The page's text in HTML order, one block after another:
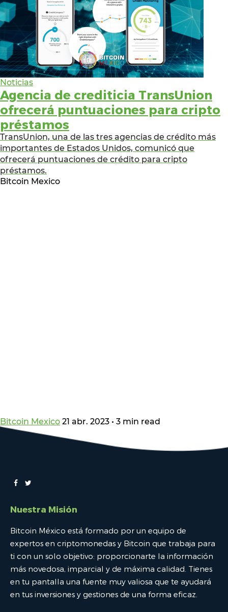
Noticias
Agencia de crediticia TransUnion
ofrecerá puntuaciones para cripto
préstamos
TransUnion, una de las tres agencias de crédito más
importantes de Estados Unidos, comunicó que
ofrecerá puntuaciones de crédito para cripto
préstamos.
Bitcoin Mexico
Bitcoin Mexico 21 abr. 2023 • 3 min read
Nuestra Misión
Bitcoin México está formado por un equipo de
expertos en criptomonedas y Bitcoin que trabaja para
ti con un solo objetivo: proporcionarte la información
más novedosa, imparcial y de máxima calidad. Tienes
en tu pantalla una fuente muy valiosa que te ayudará
en tus inversiones y gestiones de una forma eficaz.